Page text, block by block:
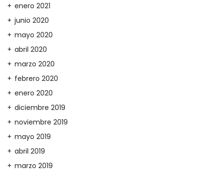
enero 2021
junio 2020
mayo 2020
abril 2020
marzo 2020
febrero 2020
enero 2020
diciembre 2019
noviembre 2019
mayo 2019
abril 2019
marzo 2019